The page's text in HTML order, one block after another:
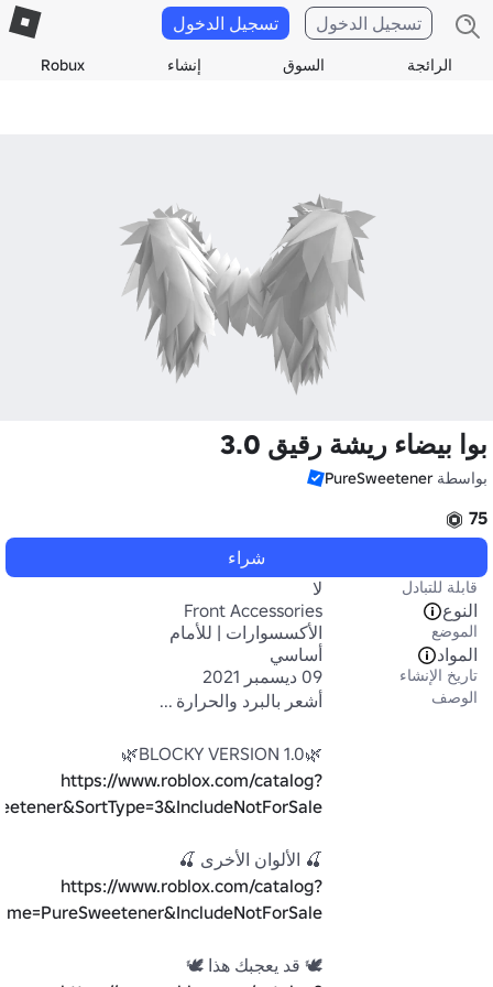
الرائجة السوق إنشاء Robux
تسجيل الدخول تسجيل الدخول
بوا بيضاء ريشة رقيق 3.0
بواسطةPureSweetener
75
شراء
قابلة للتبادل
لا
النوع
Front Accessories
الموضع
الأكسسوارات | للأمام
المواد
أساسي
تاريخ الإنشاء 09 ديسمبر 2021
الوصف
🌿1.0 BLOCKY VERSION🌿
https://www.roblox.com/catalog?
🍒 الألوان الأخرى 🍒
https://www.roblox.com/catalog?
🕊 قد يعجبك هذا 🕊